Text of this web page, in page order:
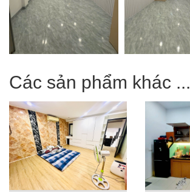
Các sản phẩm khác ...